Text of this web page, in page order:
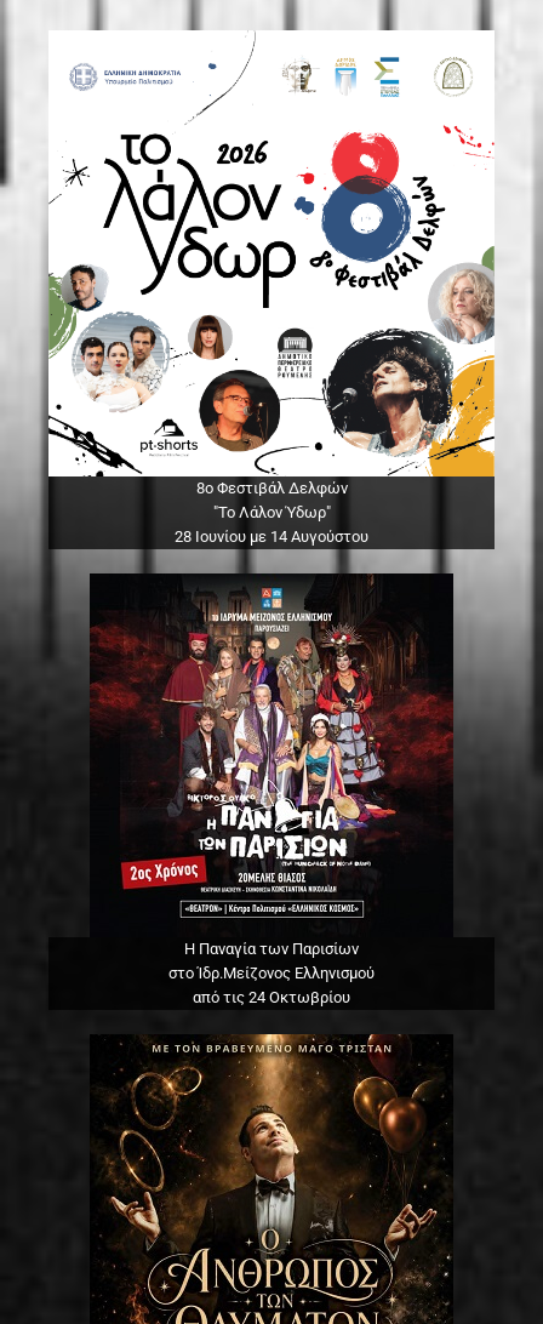
8ο Φεστιβάλ Δελφών
"Το Λάλον Ύδωρ"
28 Ιουνίου με 14 Αυγούστου
Η Παναγία των Παρισίων
στο Ίδρ.Μείζονος Ελληνισμού
από τις 24 Οκτωβρίου